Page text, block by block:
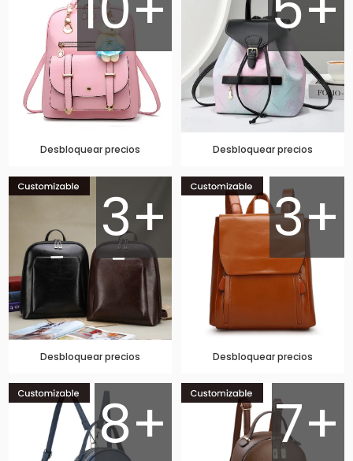
Desbloquear precios Desbloquear precios
3+
Desbloquear precios
3+
Desbloquear precios
8+ 7+